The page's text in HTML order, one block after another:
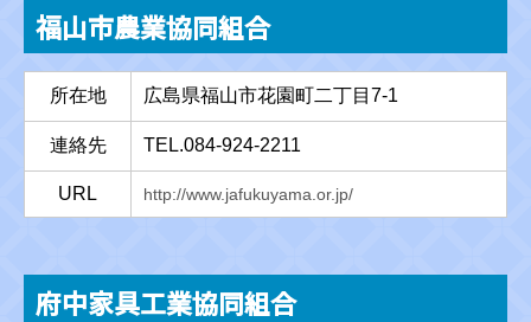
福山市農業協同組合
所在地 広島県福山市花園町二丁目7-1
連絡先 TEL.084-924-2211
URL http://www.jafukuyama.or.jp/
府中家具工業協同組合